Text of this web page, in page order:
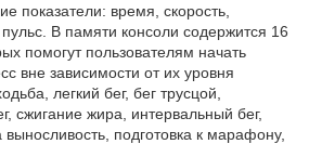
показатели: время, скорость,
В памяти консоли содержится 16
помогут пользователям начать
вне зависимости от их уровня
легкий бег, бег трусцой,
сжигание жира, интервальный бег,
подготовка к марафону,